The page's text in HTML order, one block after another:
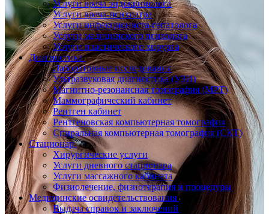
Услуги врача эндокринолога
Услуги врача-психиатра
Услуги инфекциониста-гепатолога
Услуги медицинского психолога
Услуги пластического хирурга
Диагностика
Лабораторные исследования
Ультразвуковая диагностика (УЗИ)
Магнитно-резонансная томография (МРТ)
Маммографический кабинет
Рентген кабинет
Рентгеновская компьютерная томография
Спиральная компьютерная томография (СКТ)
Стационар
Хирургические услуги
Услуги дневного стационара
Услуги массажного кабинета
Физиолечение, физиотерапия и процедуры
Медицинские освидетельствования
Выдача справок и заключений